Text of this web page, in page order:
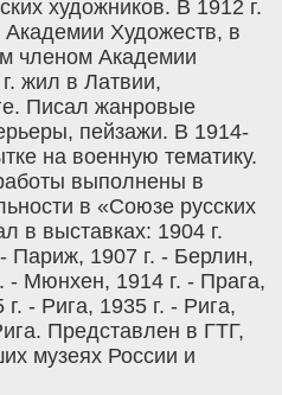
художников. В 1912 г.
Академии Художеств, в
членом Академии
жил в Латвии,
Писал жанровые
пейзажи. В 1914-
на военную тематику.
выполнены в
в «Союзе русских
в выставках: 1904 г.
Париж, 1907 г. - Берлин,
- Мюнхен, 1914 г. - Прага,
- Рига, 1935 г. - Рига,
Представлен в ГТГ,
музеях России и